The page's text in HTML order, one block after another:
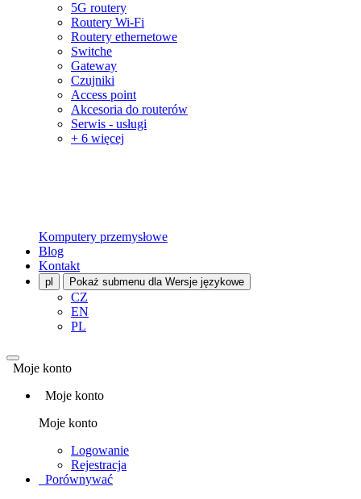
5G routery
Routery Wi-Fi
Routery ethernetowe
Switche
Gateway
Czujniki
Access point
Akcesoria do routerów
Serwis - usługi
+ 6 więcej
Komputery przemysłowe
Blog
Kontakt
pl Pokaż submenu dla Wersje językowe
CZ
EN
PL
Moje konto
Moje konto
Moje konto
Logowanie
Rejestracja
Porównywać